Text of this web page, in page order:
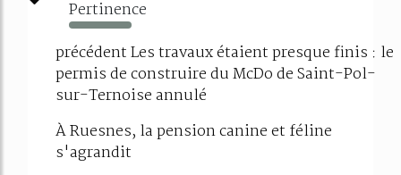
Pertinence
175%
précédent Les travaux étaient presque finis : le
permis de construire du McDo de Saint-Pol-
sur-Ternoise annulé
À Ruesnes, la pension canine et féline
s'agrandit